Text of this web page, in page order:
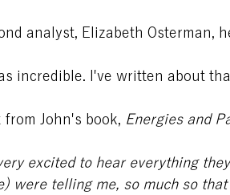
analyst, Elizabeth Osterman,
incredible. I've written about
from John's book, Energies and
excited to hear everything
were telling me, so much so